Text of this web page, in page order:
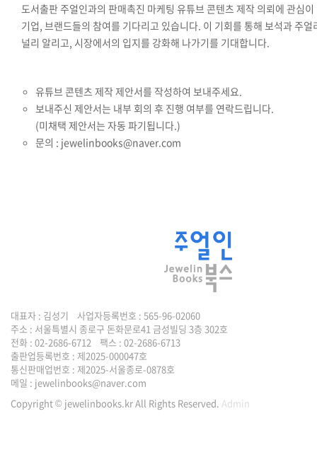
도서출판 주얼인과의 판매촉진 마케팅 유튜브 콘텐츠 제작 의뢰에 관심
기업, 브랜드들의 참여를 기다리고 있습니다. 이 기회를 통해 보석과 주얼
널리 알리고, 시장에서의 입지를 강화해 나가기를 기대합니다.
유튜브 콘텐츠 제작 제안서를 작성하여 보내주세요.
보내주신 제안서는 내부 회의 후 진행 여부를 연락드립니다.
(미채택 제안서는 자동 파기됩니다.)
문의 : jewelinbooks@naver.com
대표자 : 김성기 사업자등록번호 : 565-96-02060
주소 : 서울특별시 종로구 돈화문로41 금성빌딩 3층 302호
전화 : 02-2686-6712 팩스 : 02-2686-6713
출판업등록번호 : 제2025-000047호
통신판매업번호 : 제2025-서울종로-0878호
메일 : jewelinbooks@naver.com
Copyright © jewelinbooks.kr All Rights Reserved. Admin